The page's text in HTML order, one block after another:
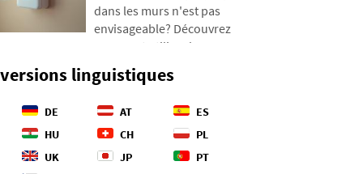
nous montrerons la différence
abyssale entre nos estimations
proposerons quatre étapes
concrètes pour mieux
contrôler vos dépenses.
dans les murs n'est pas
envisageable? Découvrez
comment utiliser les
vous avez déjà dans les murs
réseau électrique. Dans
l'article, nous vous montrons
comment fonctionne un
linguistiques
DE AT
ES
HU CH
PL
UK JP
PT